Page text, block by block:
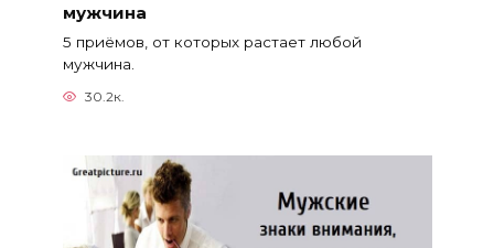
мужчина
5 приёмов, от которых растает любой
мужчина.
30.2к.